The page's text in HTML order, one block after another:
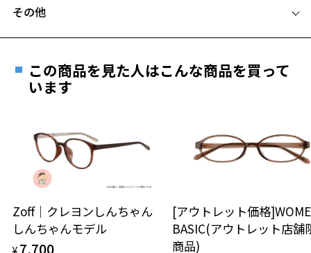
仕上がり寸法
安心1 フレーム１年間品質保証
きます。
※保証期間内に交換が行われた場合、保証期間は初期の期間から
延長されません。
安心2 視力測定無料
視力の変化を早めに発見するために、定期的な視
その他
ご希望のお客さまは、「レンズ交換券」をお選びのうえ、
最寄りのZoff実店舗にてレンズをお買い求めください。
※サングラスやパッケージ品では「レンズ交換券」はお選び
談ください。
＜メガネの度数情報がわからない方へ＞
オンラインストアでフレームのみ購入して、
実店舗で度付きにできます
ご購入時に「レンズ交換券」をお選びいただくと、実店舗で
この商品を見た人はこんな商品を買って
います
Zoff｜クレヨンしんちゃん
しんちゃんモデル
7,700
[アウトレット価格
BASIC(アウトレット店舗
商品)